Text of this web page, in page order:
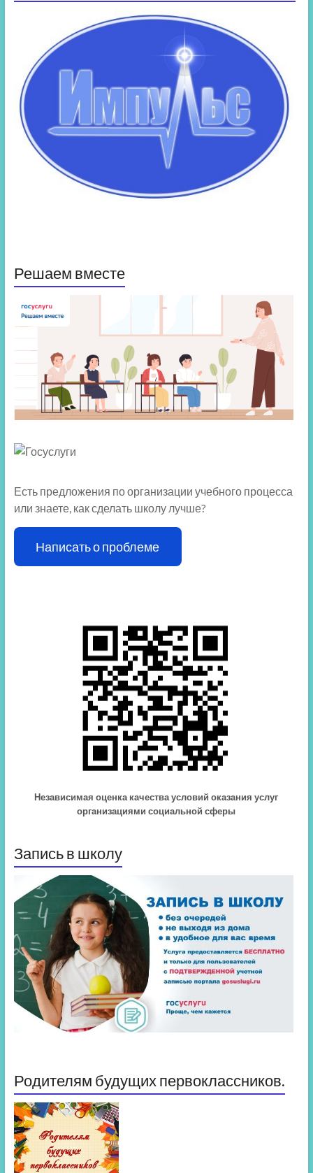
Решаем вместе
Есть предложения по организации учебного процесса
или знаете, как сделать школу лучше?
Написать о проблеме
Независимая оценка качества условий оказания услуг
организациями социальной сферы
Запись в школу
Родителям будущих первоклассников.